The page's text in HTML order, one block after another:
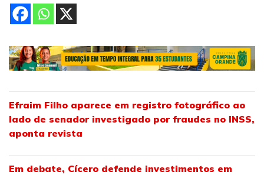
Efraim Filho aparece em registro fotográfico ao
lado de senador investigado por fraudes no INSS,
aponta revista
Em debate, Cícero defende investimentos em